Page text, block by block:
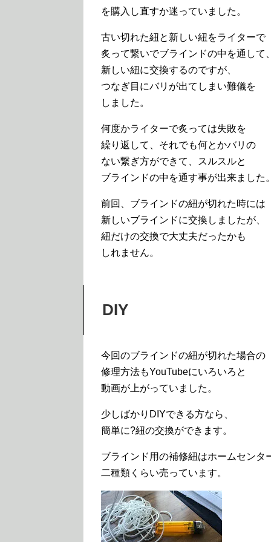
を購入し直すか迷っていました。
古い切れた紐と新しい紐をライターで
炙って繋いでブラインドの中を通して
新しい紐に交換するのですが、
つなぎ目にバリが出てしまい難儀を
しました。
何度かライターで炙っては失敗を
繰り返して、それでも何とかバリの
ない繋ぎ方ができて、スルスルと
ブラインドの中を通す事が出来ました
前回、ブラインドの紐が切れた時には
新しいブラインドに交換しましたが、
紐だけの交換で大丈夫だったかも
しれません。
DIY
今回のブラインドの紐が切れた場合の
修理方法もYouTubeにいろいろと
動画が上がっていました。
少しばかりDIYできる方なら、
簡単に?紐の交換ができます。
ブラインド用の補修紐はホームセンタ
二種類くらい売っています。